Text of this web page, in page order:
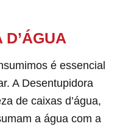
é essencial
A Desentupidora
de caixas d’água,
a água com a